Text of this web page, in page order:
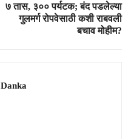
७ तास, ३०० पर्यटक; बंद पडलेल्या
गुलमर्ग रोपवेसाठी कशी राबवली
बचाव मोहीम?